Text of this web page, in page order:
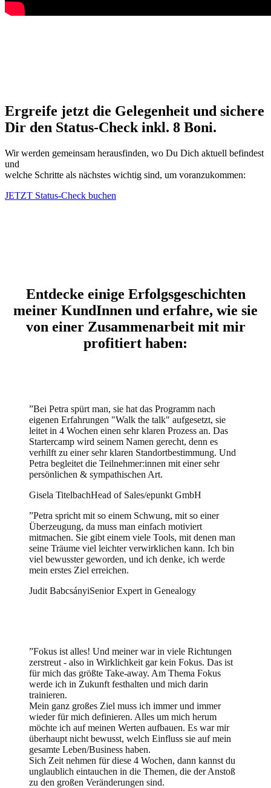
Ergreife jetzt die Gelegenheit und sichere
Dir den Status-Check inkl. 8 Boni.
Wir werden gemeinsam herausfinden, wo Du Dich aktuell befindest
und
welche Schritte als nächstes wichtig sind, um voranzukommen:
JETZT Status-Check buchen
Entdecke einige Erfolgsgeschichten
meiner KundInnen und erfahre, wie sie
von einer Zusammenarbeit mit mir
profitiert haben:
”Bei Petra spürt man, sie hat das Programm nach
eigenen Erfahrungen "Walk the talk" aufgesetzt, sie
leitet in 4 Wochen einen sehr klaren Prozess an. Das
Startercamp wird seinem Namen gerecht, denn es
verhilft zu einer sehr klaren Standortbestimmung. Und
Petra begleitet die Teilnehmer:innen mit einer sehr
persönlichen & sympathischen Art.
Gisela TitelbachHead of Sales/epunkt GmbH
”Petra spricht mit so einem Schwung, mit so einer
Überzeugung, da muss man einfach motiviert
mitmachen. Sie gibt einem viele Tools, mit denen man
seine Träume viel leichter verwirklichen kann. Ich bin
viel bewusster geworden, und ich denke, ich werde
mein erstes Ziel erreichen.
Judit BabcsányiSenior Expert in Genealogy
”Fokus ist alles! Und meiner war in viele Richtungen
zerstreut - also in Wirklichkeit gar kein Fokus. Das ist
für mich das größte Take-away. Am Thema Fokus
werde ich in Zukunft festhalten und mich darin
trainieren.
Mein ganz großes Ziel muss ich immer und immer
wieder für mich definieren. Alles um mich herum
möchte ich auf meinen Werten aufbauen. Es war mir
überhaupt nicht bewusst, welch Einfluss sie auf mein
gesamte Leben/Business haben.
Sich Zeit nehmen für diese 4 Wochen, dann kannst du
unglaublich eintauchen in die Themen, die der Anstoß
zu den großen Veränderungen sind.